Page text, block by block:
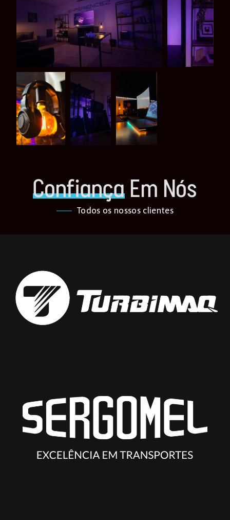
Confiança Em Nós
Todos os nossos clientes